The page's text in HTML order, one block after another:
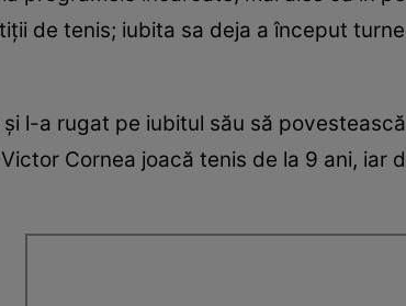
de tenis; iubita sa deja a început
l-a rugat pe iubitul său să
Cornea joacă tenis de la 9 ani, iar